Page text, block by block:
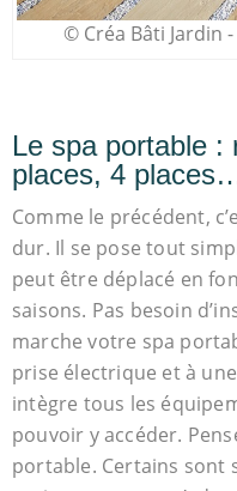
© Créa Bâti Jardin
Le spa portable :
places, 4
Comme le précédent,
dur. Il se pose tout
peut être déplacé en
saisons. Pas besoin
marche votre spa
prise électrique et à
intègre tous les
pouvoir y accéder.
portable. Certains sont